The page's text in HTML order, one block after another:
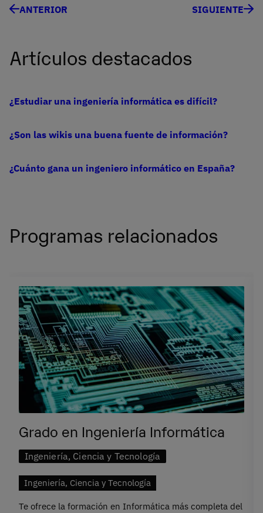
ANTERIOR SIGUIENTE
Artículos destacados
¿Estudiar una ingeniería informática es difícil?
¿Son las wikis una buena fuente de información?
¿Cuánto gana un ingeniero informático en España?
Programas relacionados
Grado en Ingeniería Informática
Ingeniería, Ciencia y Tecnología
Ingeniería, Ciencia y Tecnología
Te ofrece la formación en Informática más completa del